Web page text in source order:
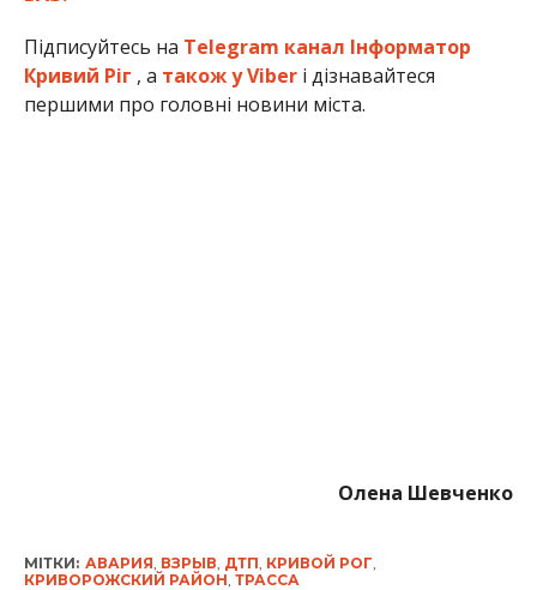
Підписуйтесь на Telegram канал Інформатор
Кривий Ріг , а також у Viberі дізнавайтеся
першими про головні новини міста.
Олена Шевченко
МІТКИ: АВАРИЯ ВЗРЫВ ДТП КРИВОЙ РОГ
КРИВОРОЖСКИЙ РАЙОН ТРАССА